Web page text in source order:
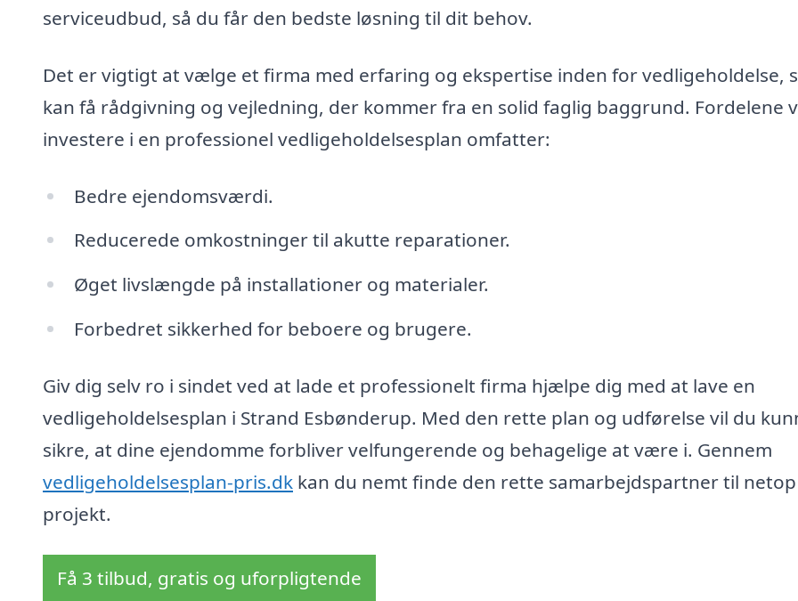
serviceudbud, så du får den bedste løsning til dit behov.
Det er vigtigt at vælge et firma med erfaring og ekspertise inden for vedligeholdelse,
kan få rådgivning og vejledning, der kommer fra en solid faglig baggrund. Fordelene
investere i en professionel vedligeholdelsesplan omfatter:
Bedre ejendomsværdi.
Reducerede omkostninger til akutte reparationer.
Øget livslængde på installationer og materialer.
Forbedret sikkerhed for beboere og brugere.
Giv dig selv ro i sindet ved at lade et professionelt firma hjælpe dig med at lave en
vedligeholdelsesplan i Strand Esbønderup. Med den rette plan og udførelse vil du
sikre, at dine ejendomme forbliver velfungerende og behagelige at være i. Gennem
vedligeholdelsesplan-pris.dk kan du nemt finde den rette samarbejdspartner til
projekt.
Få 3 tilbud, gratis og uforpligtende